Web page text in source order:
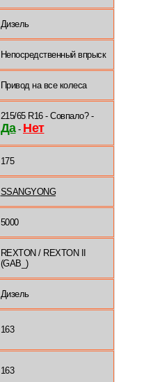
Дизель
Непосредственный впрыск
Привод на все колеса
215/65 R16 - Совпало? -
Да- Нет
175
SSANGYONG
5000
REXTON / REXTON II
(GAB_)
Дизель
163
163